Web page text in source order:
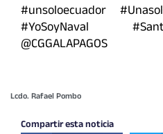
#unsoloecuador
#YoSoyNaval
@CGGALAPAGOS
Lcdo. Rafael Pombo
Compartir esta noticia